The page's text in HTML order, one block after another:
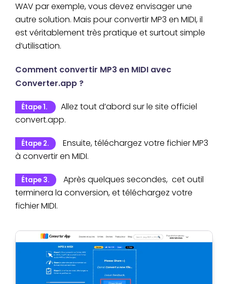
WAV par exemple, vous devez envisager une
autre solution. Mais pour convertir MP3 en MIDI, il
est véritablement très pratique et surtout simple
d’utilisation.
Comment convertir MP3 en MIDI avec
Converter.app ?
Étape 1.
Allez tout d’abord sur le site officiel
convert.app.
Étape 2.
Ensuite, téléchargez votre fichier MP3
à convertir en MIDI.
Étape 3.
Après quelques secondes, cet outil
terminera la conversion, et téléchargez votre
fichier MIDI.